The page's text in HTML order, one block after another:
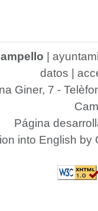
datos
Giner, 7 -
Página
into English by